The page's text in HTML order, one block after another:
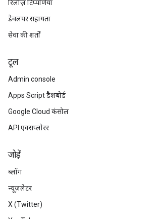
रिलीज़ टिप्पणियां
डेवलपर सहायता
सेवा की शर्तों
टूल
Admin console
Apps Script डैशबोर्ड
Google Cloud कंसोल
API एक्सप्लोरर
जोड़ें
ब्लॉग
न्यूज़लेटर
X (Twitter)